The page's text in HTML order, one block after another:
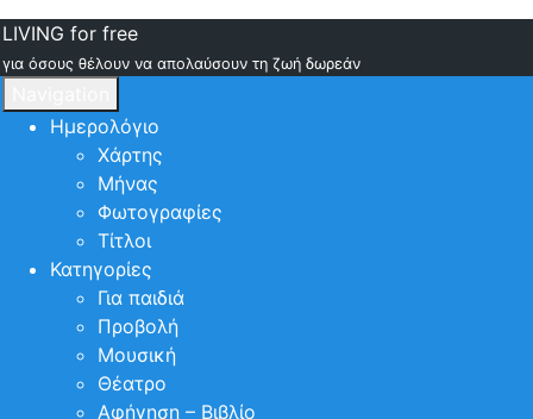
LIVING for free
για όσους θέλουν να απολαύσουν τη ζωή δωρεάν
Ημερολόγιο
Χάρτης
Μήνας
Φωτογραφίες
Τίτλοι
Κατηγορίες
Για παιδιά
Προβολή
Μουσική
Θέατρο
Αφήγηση – Βιβλίο